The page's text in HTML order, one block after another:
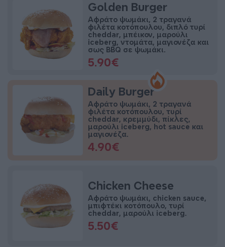
Golden Burger
Αφράτο ψωμάκι, 2 τραγανά
φιλέτα κοτόπουλου, διπλό τυρί
cheddar, μπέικον, μαρούλι
iceberg, ντομάτα, μαγιονέζα και
σως BBQ σε ψωμάκι.
5.90€
Daily Burger
Αφράτο ψωμάκι, 2 τραγανά
φιλέτα κοτόπουλου, τυρί
cheddar, κρεμμύδι, πίκλες,
μαρούλι iceberg, hot sauce και
μαγιονέζα.
4.90€
Chicken Cheese
Αφράτο ψωμάκι, chicken sauce,
μπιφτέκι κοτόπουλο, τυρί
cheddar, μαρούλι iceberg.
5.50€